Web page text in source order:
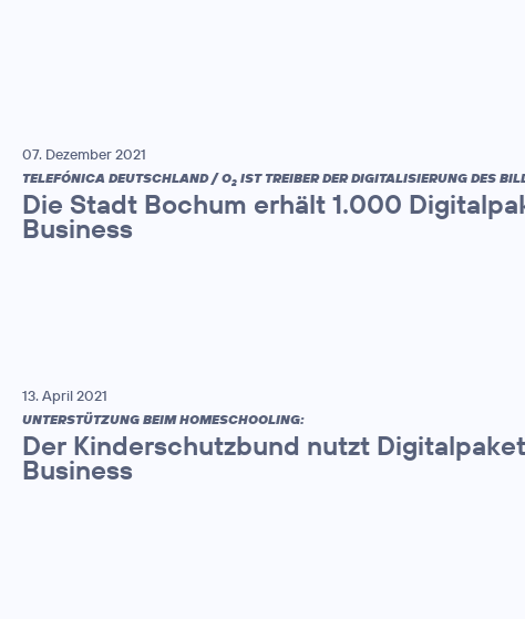
07. Dezember 2021
TELEFÓNICA DEUTSCHLAND / O2 IST TREIBER DER DIGITALISIERUNG DES
Die Stadt Bochum erhält 1.000
Business
13. April 2021
UNTERSTÜTZUNG BEIM HOMESCHOOLING:
Der Kinderschutzbund nutzt
Business